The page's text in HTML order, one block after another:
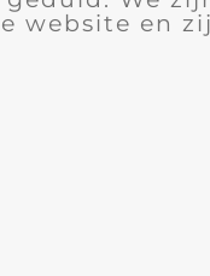
website en